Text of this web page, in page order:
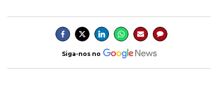
Siga-nos no